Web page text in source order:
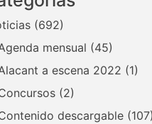
(692)
mensual (45)
a escena 2022 (1)
(2)
descargable (107)